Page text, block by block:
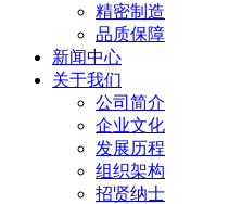
精密制造
品质保障
新闻中心
关于我们
公司简介
企业文化
发展历程
组织架构
招贤纳士